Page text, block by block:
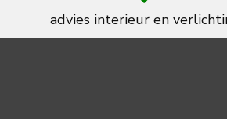
advies interieur en